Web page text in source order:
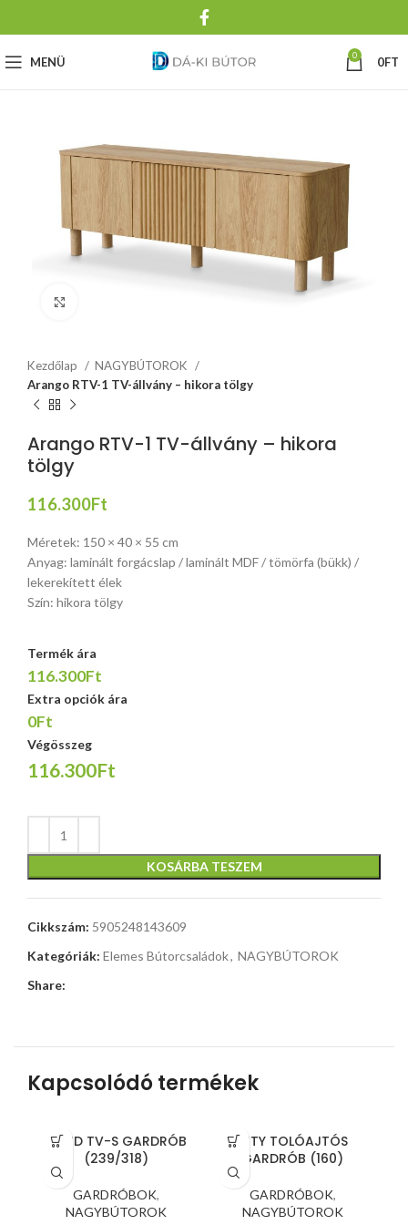
MENÜ 0 0FT
Kezdőlap
NAGYBÚTOROK
Arango RTV-1 TV-állvány – hikora tölgy
Arango RTV-1 TV-állvány – hikora
tölgy
116.300Ft
Méretek: 150 × 40 × 55 cm
Anyag: laminált forgácslap / laminált MDF / tömörfa (bükk) /
lekerekített élek
Szín: hikora tölgy
Termék ára
116.300Ft
Extra opciók ára
0Ft
Végösszeg
116.300Ft
KOSÁRBA TESZEM
Cikkszám: 5905248143609
Kategóriák: Elemes Bútorcsaládok, NAGYBÚTOROK
Share:
Kapcsolódó termékek
BOND TV-S GARDRÓB
(239/318)
GARDRÓBOK,
NAGYBÚTOROK
CITY TOLÓAJTÓS
GARDRÓB (160)
GARDRÓBOK,
NAGYBÚTOROK